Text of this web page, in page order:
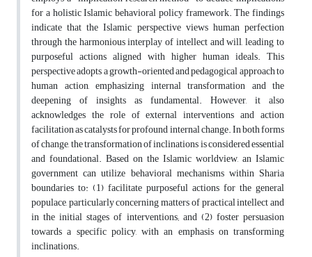
for a holistic Islamic behavioral policy framework. The findings
indicate that the Islamic perspective views human perfection
through the harmonious interplay of intellect and will, leading to
purposeful actions aligned with higher human ideals. This
perspective adopts a growth-oriented and pedagogical approach to
human action, emphasizing internal transformation and the
deepening of insights as fundamental. However, it also
acknowledges the role of external interventions and action
facilitation as catalysts for profound internal change. In both forms
of change, the transformation of inclinations is considered essential
and foundational. Based on the Islamic worldview, an Islamic
government can utilize behavioral mechanisms within Sharia
boundaries to: (1) facilitate purposeful actions for the general
populace, particularly concerning matters of practical intellect and
in the initial stages of interventions; and (2) foster persuasion
towards a specific policy, with an emphasis on transforming
inclinations.